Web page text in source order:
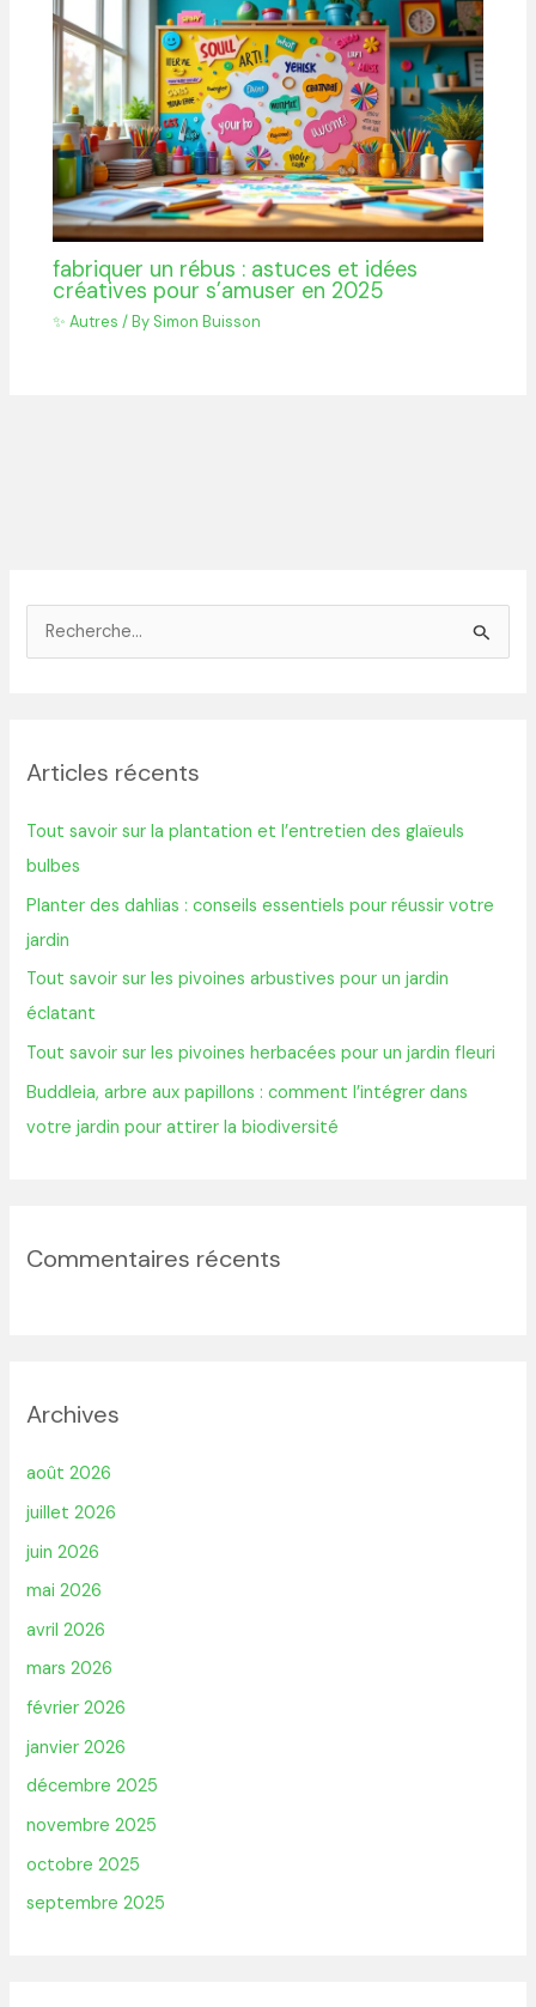
fabriquer un rébus : astuces et idées
créatives pour s’amuser en 2025
✨ Autres / By Simon Buisson
e
c
h
e
r
:
Articles récents
Tout savoir sur la plantation et l’entretien des glaïeuls
bulbes
Planter des dahlias : conseils essentiels pour réussir votre
jardin
Tout savoir sur les pivoines arbustives pour un jardin
éclatant
Tout savoir sur les pivoines herbacées pour un jardin fleuri
Buddleia, arbre aux papillons : comment l’intégrer dans
votre jardin pour attirer la biodiversité
Commentaires récents
Archives
août 2026
juillet 2026
juin 2026
mai 2026
avril 2026
mars 2026
février 2026
janvier 2026
décembre 2025
novembre 2025
octobre 2025
septembre 2025